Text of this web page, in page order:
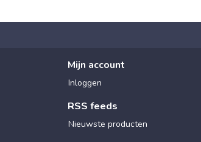
Mijn account
Inloggen
RSS feeds
Nieuwste producten